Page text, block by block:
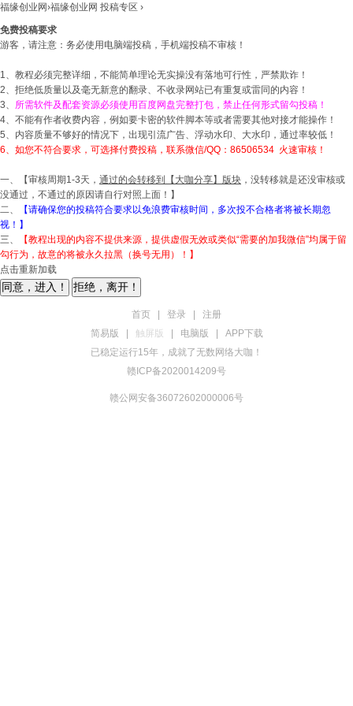
福缘创业网›福缘创业网 投稿专区 ›
免费投稿要求
游客，请注意：务必使用电脑端投稿，手机端投稿不审核！
1、教程必须完整详细，不能简单理论无实操没有落地可行性，严禁欺诈！
2、拒绝低质量以及毫无新意的翻录、不收录网站已有重复或雷同的内容！
3、 所需软件及配套资源必须使用百度网盘完整打包，禁止任何形式留勾投稿！
4、不能有作者收费内容，例如要卡密的软件脚本等或者需要其他对接才能操作！
5、内容质量不够好的情况下，出现引流广告、浮动水印、大水印，通过率较低！
6、如您不符合要求，可选择付费投稿，联系微信/QQ：86506534 火速审核！
一、【审核周期1-3天， 通过的会转移到 【大咖分享】 版块 ，没转移就是还没审核或
没通过，不通过的原因请自行对照上面！】
二、
【请确保您的投稿符合要求以免浪费审核时间，多次投不合格者将被长期忽
视！】
三、
【教程出现的内容不提供来源，提供虚假无效或类似“需要的加我微信”均属于留
勾行为，故意的将被永久拉黑（换号无用）！】
点击重新加载
拒绝，离开！
首页 登录
注册
简易版
触屏版 电脑版
APP下载
已稳定运行15年，成就了无数网络大咖！
赣ICP备2020014209号
赣公网安备36072602000006号